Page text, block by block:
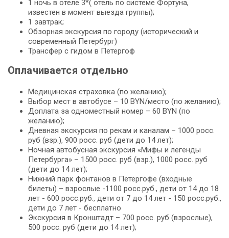
1 ночь в отеле 3*( отель по системе Фортуна,
известен в момент выезда группы);
1 завтрак;
Обзорная экскурсия по городу (исторический и
современный Петербург)
Трансфер с гидом в Петергоф
Оплачивается отдельно
Медицинская страховка (по желанию);
Выбор мест в автобусе – 10 BYN/место (по желанию);
Доплата за одноместный номер – 60 BYN (по
желанию);
Дневная экскурсия по рекам и каналам – 1000 росс.
руб (взр.), 900 росс. руб (дети до 14 лет);
Ночная автобусная экскурсия «Мифы и легенды
Петербурга» – 1500 росс. руб (взр.), 1000 росс. руб
(дети до 14 лет);
Нижний парк фонтанов в Петергофе (входные
билеты) – взрослые -1100 росс.руб., дети от 14 до 18
лет - 600 росс.руб., дети от 7 до 14 лет - 150 росс.руб.,
дети до 7 лет - бесплатно
Экскурсия в Кронштадт – 700 росс. руб (взрослые),
500 росс. руб (дети до 14 лет);